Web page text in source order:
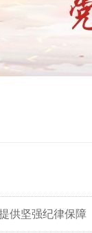
供坚强纪律保障